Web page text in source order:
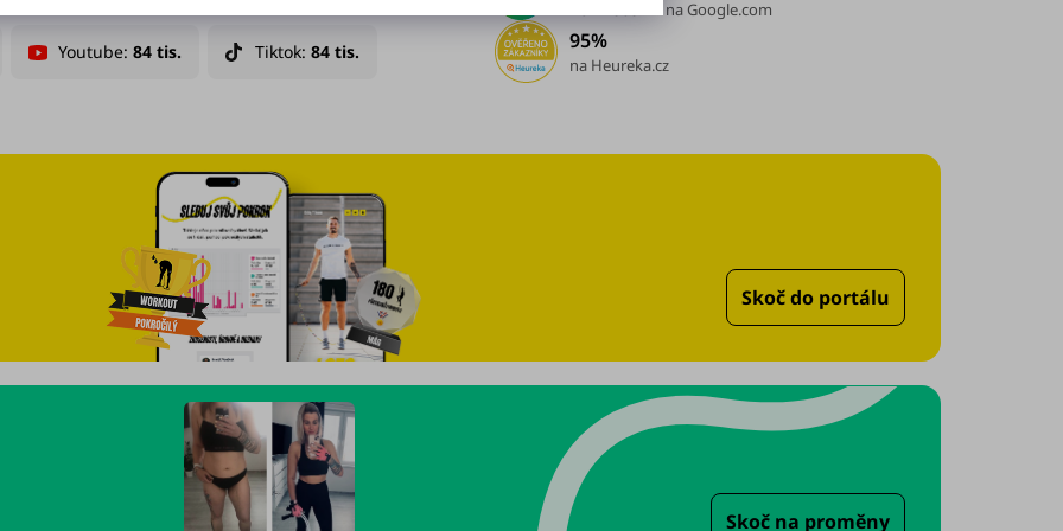
na Google.com
95%
na Heureka.cz
Skoč do portálu
Skoč na proměny